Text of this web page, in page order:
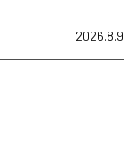
2026.8.9